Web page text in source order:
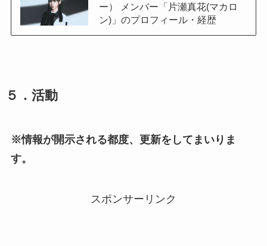
ー） メンバー「片瀬真花(マカロ
ン)」のプロフィール・経歴
５．活動
※情報が開示される都度、更新をしてまいりま
す。
スポンサーリンク